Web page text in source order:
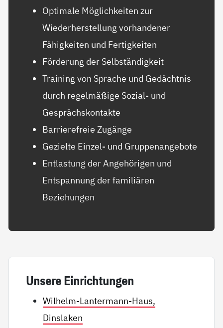
Optimale Möglichkeiten zur
Wiederherstellung vorhandener
Fähigkeiten und Fertigkeiten
Förderung der Selbständigkeit
Training von Sprache und Gedächtnis
durch regelmäßige Sozial- und
Gesprächskontakte
Barrierefreie Zugänge
Gezielte Einzel- und Gruppenangebote
Entlastung der Angehörigen und
Entspannung der familiären
Beziehungen
Un­se­re Ein­rich­tun­gen
Wilhelm-Lantermann-Haus,
Dinslaken